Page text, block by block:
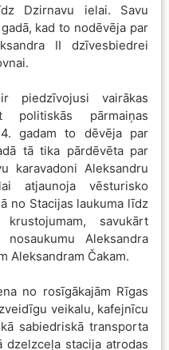
Dzirnavu ielai. Savu
kad to nodēvēja par
II dzīvesbiedrei
piedzīvojusi vairākas
politiskās pārmaiņas
gadam to dēvēja par
tā tika pārdēvēta par
karavadoni Aleksandru
atjaunoja vēsturisko
no Stacijas laukuma līdz
savukārt
Aleksandra
Aleksandram Čakam.
no rosīgākajām Rīgas
veikalu, kafejnīcu
sabiedriskā transporta
dzelzceļa stacija atrodas